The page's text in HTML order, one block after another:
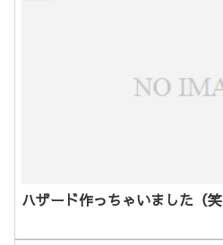
ハザード作っちゃいました（笑